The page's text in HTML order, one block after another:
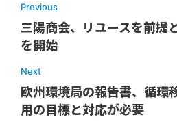
Previous
三陽商会、リユースを前提
を開始
Next
欧州環境局の報告書、循環
用の目標と対応が必要